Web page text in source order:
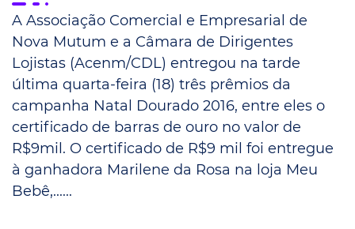
A Associação Comercial e Empresarial de
Nova Mutum e a Câmara de Dirigentes
Lojistas (Acenm/CDL) entregou na tarde
última quarta-feira (18) três prêmios da
campanha Natal Dourado 2016, entre eles o
certificado de barras de ouro no valor de
R$9mil. O certificado de R$9 mil foi entregue
à ganhadora Marilene da Rosa na loja Meu
Bebê,......